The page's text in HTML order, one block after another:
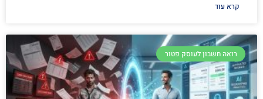
קרא עוד
רואה חשבון לעוסק פטור